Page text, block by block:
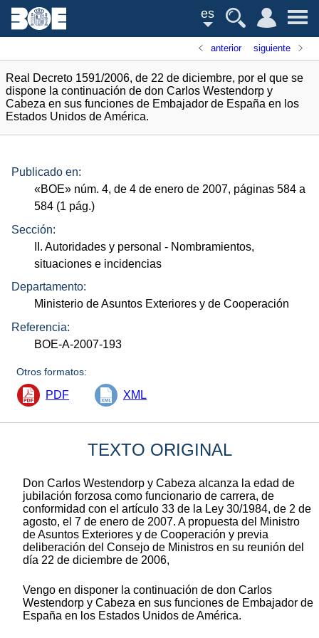
es
anterior siguiente
Real Decreto 1591/2006, de 22 de diciembre, por el que se
dispone la continuación de don Carlos Westendorp y
Cabeza en sus funciones de Embajador de España en los
Estados Unidos de América.
Publicado en:
«BOE» núm. 4, de 4 de enero de 2007, páginas 584 a
584 (1 pág.)
Sección:
II. Autoridades y personal - Nombramientos,
situaciones e incidencias
Departamento:
Ministerio de Asuntos Exteriores y de Cooperación
Referencia:
BOE-A-2007-193
Otros formatos:
PDF XML
TEXTO ORIGINAL
Don Carlos Westendorp y Cabeza alcanza la edad de
jubilación forzosa como funcionario de carrera, de
conformidad con el artículo 33 de la Ley 30/1984, de 2 de
agosto, el 7 de enero de 2007. A propuesta del Ministro
de Asuntos Exteriores y de Cooperación y previa
deliberación del Consejo de Ministros en su reunión del
día 22 de diciembre de 2006,
Vengo en disponer la continuación de don Carlos
Westendorp y Cabeza en sus funciones de Embajador de
España en los Estados Unidos de América.